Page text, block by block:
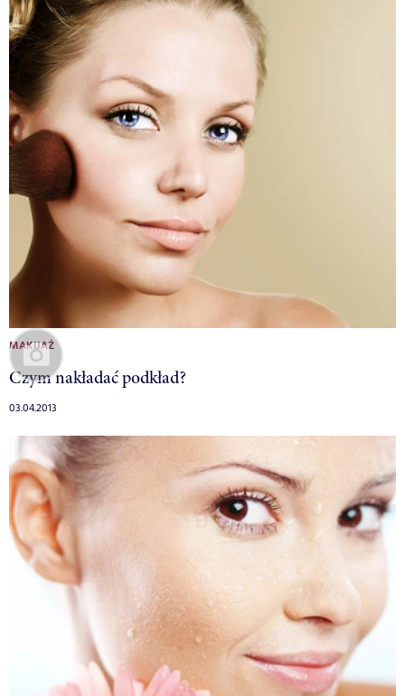
MAKIJAŻ
Czym nakładać podkład?
03.04.2013